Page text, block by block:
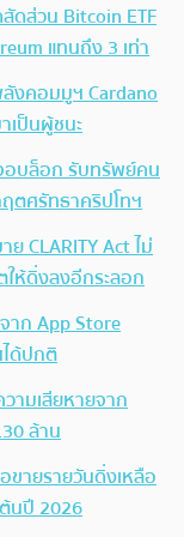
ส่วน Bitcoin ETF
แทนถึง 3 เท่า
งคอมมูฯ Cardano
เป็นผู้ชนะ
อบล็อก รับทรัพย์คน
ตศรัทธาคริปโทฯ
CLARITY Act ไม่
ห้ดิ่งลงอีกระลอก
าก App Store
ด้ปกติ
วามเสียหายจาก
ล้าน
ขายรายวันดิ่งเหลือ
นปี 2026